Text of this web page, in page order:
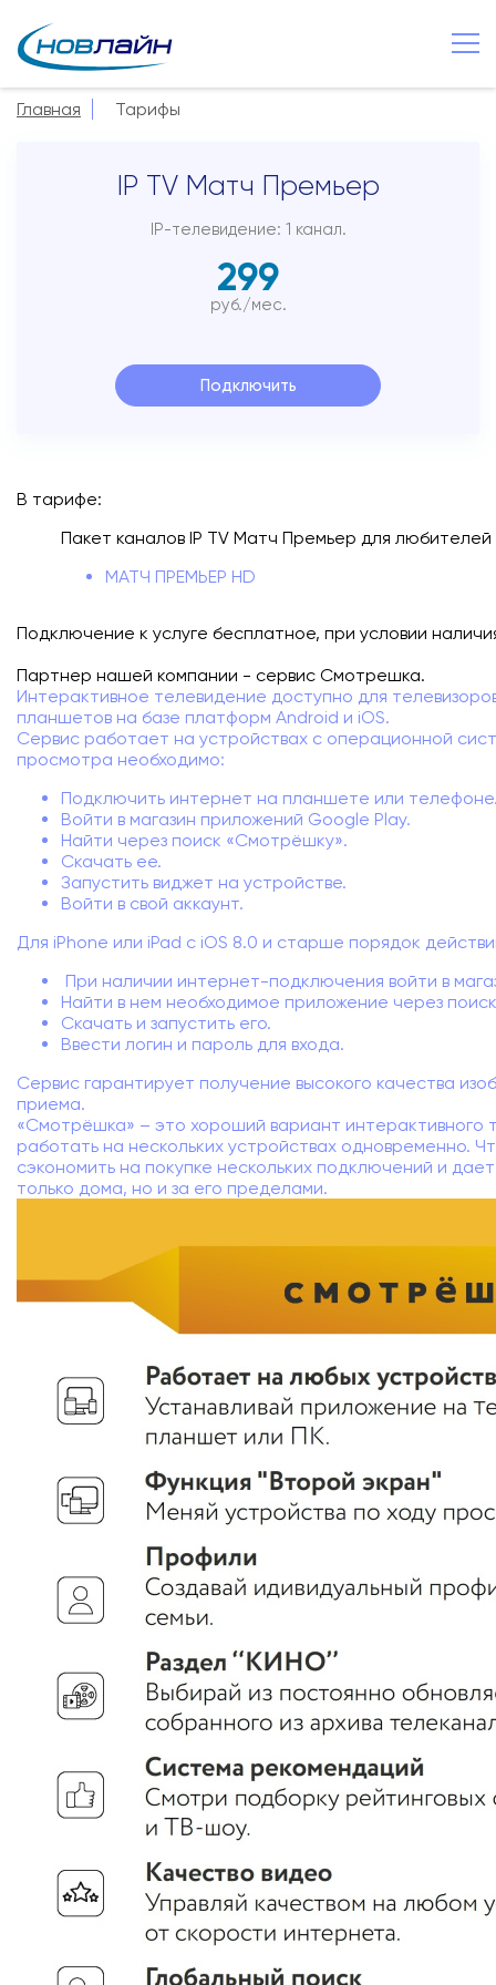
Великий Новгород
Новости
Зона охвата
Подключиться
Главная Тарифы
IP TV Матч Премьер
IP-телевидение: 1 канал.
299
руб./мес.
Подключить
В тарифе:
Пакет каналов IP TV Матч Премьер для любителей
МАТЧ ПРЕМЬЕР HD
Подключение к услуге бесплатное, при условии
Партнер нашей компании - сервис Смотрешка.
Интерактивное телевидение доступно для
планшетов на базе платформ Android и iOS.
Сервис работает на устройствах с операционной
просмотра необходимо:
Подключить интернет на планшете или
Войти в магазин приложений Google Play.
Найти через поиск «Смотрёшку».
Скачать ее.
Запустить виджет на устройстве.
Войти в свой аккаунт.
Для iPhone или iPad с iOS 8.0 и старше порядок
При наличии интернет-подключения войти в
Найти в нем необходимое приложение через
Скачать и запустить его.
Ввести логин и пароль для входа.
Сервис гарантирует получение высокого качества
приема.
«Смотрёшка» – это хороший вариант интерактивного
работать на нескольких устройствах одновременно.
сэкономить на покупке нескольких подключений и
только дома, но и за его пределами.